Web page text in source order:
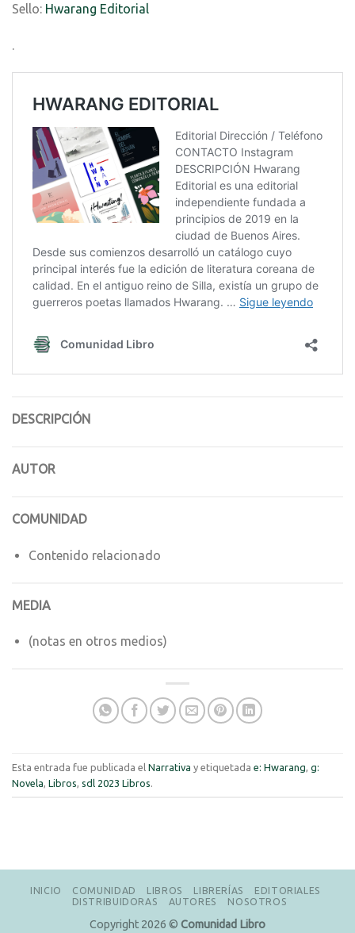
Sello: Hwarang Editorial
.
DESCRIPCIÓN
AUTOR
COMUNIDAD
Contenido relacionado
MEDIA
(notas en otros medios)
Esta entrada fue publicada el Narrativa y etiquetada e: Hwarang g:
Novela Libros sdl 2023 Libros
INICIO COMUNIDAD LIBROS LIBRERÍAS
EDITORIALES
DISTRIBUIDORAS
AUTORES NOSOTROS
Copyright 2026 © Comunidad Libro